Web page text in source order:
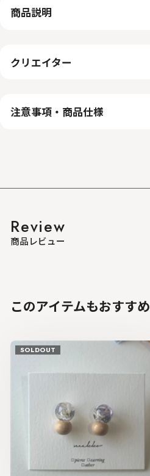
商品説明
クリエイター
注意事項・商品仕様
Review
商品レビュー
このアイテムもおすすめ
SOLDOUT